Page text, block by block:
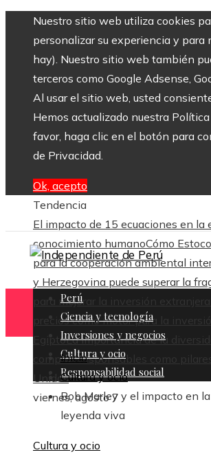
Nuestro sitio web utiliza cookies
personalizar su experiencia y para
hay). Nuestro sitio web también
terceros como Google Adsense,
Al usar el sitio web, usted
Hemos actualizado nuestra
favor, haga clic en el botón para
de Privacidad.
Ok, acepto
Tendencia
El impacto de 15 ecuaciones en la
conocimiento humanoCómo
para la cooperación ambiental
y Herzegovina puede superar la
para mejorar la inversión extranjera
precios como motor para la
EgiptoLa importancia de la
compras responsables como
Unidos
viernes, agosto 7
Perú
Ciencia y tecnología
Inversiones y negocios
Cultura y ocio
Responsabilidad social
Inicio
Cultura y ocio
Bob Marley y el impacto en
leyenda viva
Cultura y ocio